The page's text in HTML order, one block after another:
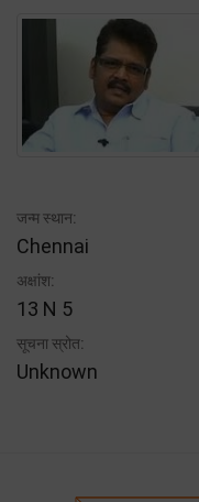
जन्म स्थान:
Chennai
अक्षांश:
13 N 5
सूचना स्रोत:
Unknown